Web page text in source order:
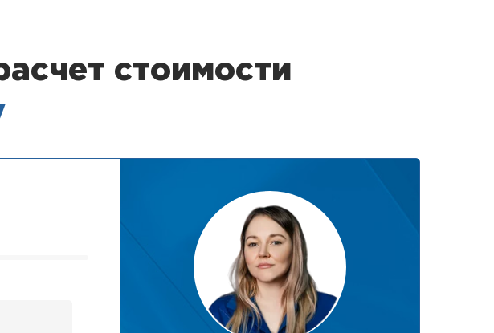
стоимости